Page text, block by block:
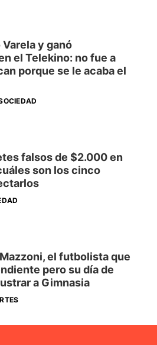
y ganó
el Telekino: no fue a
porque se le acaba el
falsos de $2.000 en
son los cinco
el futbolista que
pero su día de
a Gimnasia